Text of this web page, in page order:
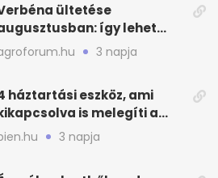
ültetése
így lehet
idén virágos a kert
3 napja
háztartási eszköz, ami
is melegíti a
3 napja